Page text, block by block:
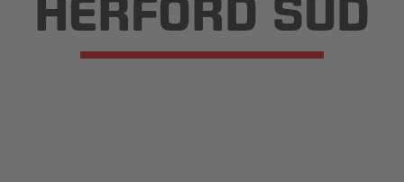
HERFORD SÜD